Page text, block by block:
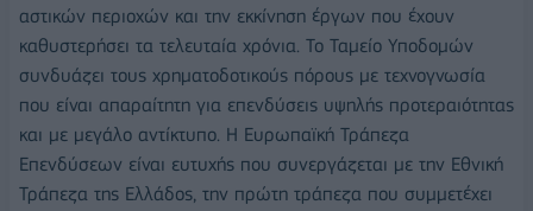
αστικών περιοχών και την εκκίνηση έργων που έχουν
καθυστερήσει τα τελευταία χρόνια. Το Ταμείο Υποδομών
συνδυάζει τους χρηματοδοτικούς πόρους με τεχνογνωσία
που είναι απαραίτητη για επενδύσεις υψηλής προτεραιότητας
και με μεγάλο αντίκτυπο. Η Ευρωπαϊκή Τράπεζα
Επενδύσεων είναι ευτυχής που συνεργάζεται με την Εθνική
Τράπεζα της Ελλάδος, την πρώτη τράπεζα που συμμετέχει